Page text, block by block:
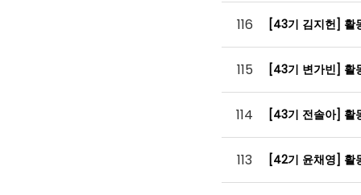
116 [43기 김지헌] 활
115 [43기 변가빈] 활
114 [43기 전솔아] 활
113 [42기 윤채영] 활